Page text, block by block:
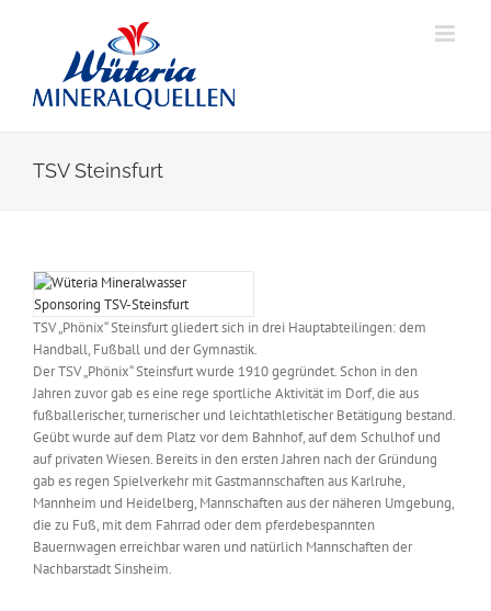
TSV Steinsfurt
View
Larger
Image
TSV „Phönix“ Steinsfurt gliedert sich in drei Hauptabteilingen: dem
Handball, Fußball und der Gymnastik.
Der TSV „Phönix“ Steinsfurt wurde 1910 gegründet. Schon in den
Jahren zuvor gab es eine rege sportliche Aktivität im Dorf, die aus
fußballerischer, turnerischer und leichtathletischer Betätigung bestand.
Geübt wurde auf dem Platz vor dem Bahnhof, auf dem Schulhof und
auf privaten Wiesen. Bereits in den ersten Jahren nach der Gründung
gab es regen Spielverkehr mit Gastmannschaften aus Karlruhe,
Mannheim und Heidelberg, Mannschaften aus der näheren Umgebung,
die zu Fuß, mit dem Fahrrad oder dem pferdebespannten
Bauernwagen erreichbar waren und natürlich Mannschaften der
Nachbarstadt Sinsheim.